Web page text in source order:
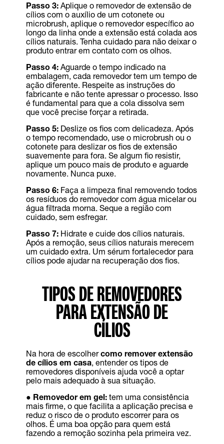
Passo 3: Aplique o removedor de extensão de
cílios com o auxílio de um cotonete ou
microbrush, aplique o removedor específico ao
longo da linha onde a extensão está colada aos
cílios naturais. Tenha cuidado para não deixar o
produto entrar em contato com os olhos.
Passo 4: Aguarde o tempo indicado na
embalagem, cada removedor tem um tempo de
ação diferente. Respeite as instruções do
fabricante e não tente apressar o processo. Isso
é fundamental para que a cola dissolva sem
que você precise forçar a retirada.
Passo 5: Deslize os fios com delicadeza. Após
o tempo recomendado, use o microbrush ou o
cotonete para deslizar os fios de extensão
suavemente para fora. Se algum fio resistir,
aplique um pouco mais de produto e aguarde
novamente. Nunca puxe.
Passo 6:Faça a limpeza final removendo todos
os resíduos do removedor com água micelar ou
água filtrada morna. Seque a região com
cuidado, sem esfregar.
Passo 7:Hidrate e cuide dos cílios naturais.
Após a remoção, seus cílios naturais merecem
um cuidado extra. Um sérum fortalecedor para
cílios pode ajudar na recuperação dos fios.
TIPOS DE REMOVEDORES
PARA EXTENSÃO DE
CÍLIOS
Na hora de escolhercomo remover extensão
de cílios em casa, entender os tipos de
removedores disponíveis ajuda você a optar
pelo mais adequado à sua situação.
● Removedor em gel:tem uma consistência
mais firme, o que facilita a aplicação precisa e
reduz o risco de o produto escorrer para os
olhos. É uma boa opção para quem está
fazendo a remoção sozinha pela primeira vez.